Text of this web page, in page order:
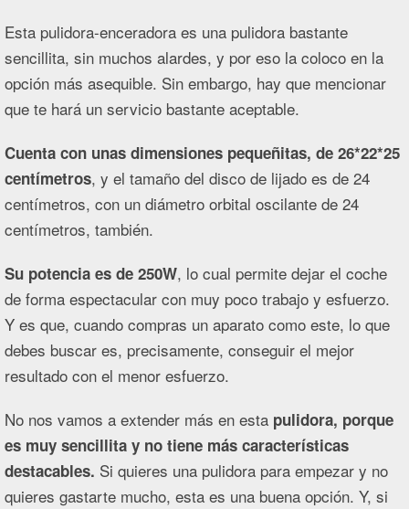
Esta pulidora-enceradora es una pulidora bastante
sencillita, sin muchos alardes, y por eso la coloco en la
opción más asequible. Sin embargo, hay que mencionar
que te hará un servicio bastante aceptable.
Cuenta con unas dimensiones pequeñitas, de 26*22*25
centímetros, y el tamaño del disco de lijado es de 24
centímetros, con un diámetro orbital oscilante de 24
centímetros, también.
Su potencia es de 250W, lo cual permite dejar el coche
de forma espectacular con muy poco trabajo y esfuerzo.
Y es que, cuando compras un aparato como este, lo que
debes buscar es, precisamente, conseguir el mejor
resultado con el menor esfuerzo.
No nos vamos a extender más en esta pulidora, porque
es muy sencillita y no tiene más características
destacables. Si quieres una pulidora para empezar y no
quieres gastarte mucho, esta es una buena opción. Y, si